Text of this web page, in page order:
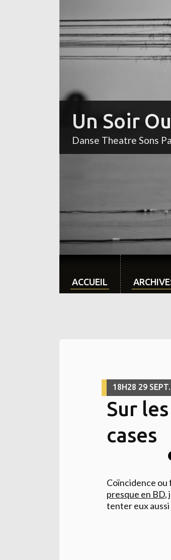
Un Soir
Danse Theatre Sons
ACCUEIL
18H28 29
Sur
cases
Coïncidence ou
presque en BD,
tenter eux aussi